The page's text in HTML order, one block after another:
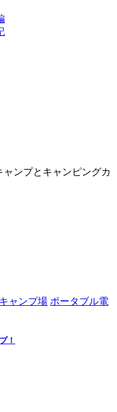
ンプとキャンピングカ
キャンプ場 ポータブル電
！